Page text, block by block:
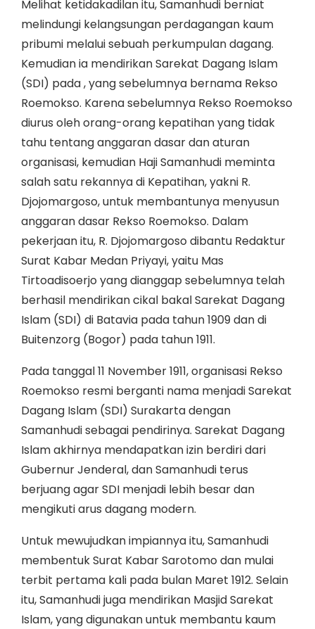
Melihat ketidakadilan itu, Samanhudi berniat
melindungi kelangsungan perdagangan kaum
pribumi melalui sebuah perkumpulan dagang.
Kemudian ia mendirikan Sarekat Dagang Islam
(SDI) pada , yang sebelumnya bernama Rekso
Roemokso. Karena sebelumnya Rekso Roemokso
diurus oleh orang-orang kepatihan yang tidak
tahu tentang anggaran dasar dan aturan
organisasi, kemudian Haji Samanhudi meminta
salah satu rekannya di Kepatihan, yakni R.
Djojomargoso, untuk membantunya menyusun
anggaran dasar Rekso Roemokso. Dalam
pekerjaan itu, R. Djojomargoso dibantu Redaktur
Surat Kabar Medan Priyayi, yaitu Mas
Tirtoadisoerjo yang dianggap sebelumnya telah
berhasil mendirikan cikal bakal Sarekat Dagang
Islam (SDI) di Batavia pada tahun 1909 dan di
Buitenzorg (Bogor) pada tahun 1911.
Pada tanggal 11 November 1911, organisasi Rekso
Roemokso resmi berganti nama menjadi Sarekat
Dagang Islam (SDI) Surakarta dengan
Samanhudi sebagai pendirinya. Sarekat Dagang
Islam akhirnya mendapatkan izin berdiri dari
Gubernur Jenderal, dan Samanhudi terus
berjuang agar SDI menjadi lebih besar dan
mengikuti arus dagang modern.
Untuk mewujudkan impiannya itu, Samanhudi
membentuk Surat Kabar Sarotomo dan mulai
terbit pertama kali pada bulan Maret 1912. Selain
itu, Samanhudi juga mendirikan Masjid Sarekat
Islam, yang digunakan untuk membantu kaum